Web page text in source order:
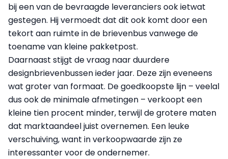
bij een van de bevraagde leveranciers ook ietwat
gestegen. Hij vermoedt dat dit ook komt door een
tekort aan ruimte in de brievenbus vanwege de
toename van kleine pakketpost.
Daarnaast stijgt de vraag naar duurdere
designbrievenbussen ieder jaar. Deze zijn eveneens
wat groter van formaat. De goedkoopste lijn – veelal
dus ook de minimale afmetingen – ver­koopt een
kleine tien procent min­der, terwijl de grotere maten
dat marktaandeel juist overnemen. Een leuke
verschuiving, want in verkoopwaarde zijn ze
interessanter voor de ondernemer.